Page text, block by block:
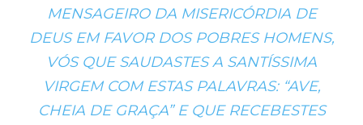
MENSAGEIRO DA MISERICÓRDIA DE
DEUS EM FAVOR DOS POBRES HOMENS,
VÓS QUE SAUDASTES A SANTÍSSIMA
VIRGEM COM ESTAS PALAVRAS: “AVE,
CHEIA DE GRAÇA” E QUE RECEBESTES